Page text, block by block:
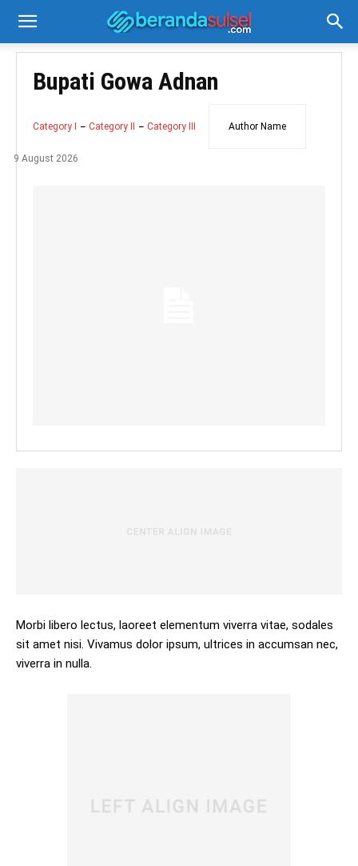
Bupati Gowa Adnan
Category I Category II Category III Author Name
9 August 2026
Morbi libero lectus, laoreet elementum viverra vitae, sodales
sit amet nisi. Vivamus dolor ipsum, ultrices in accumsan nec,
viverra in nulla.